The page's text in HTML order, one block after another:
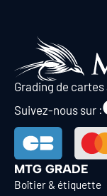
Grading de
Suivez-nous sur :
MTG GRADE
Boîtier & étiquette